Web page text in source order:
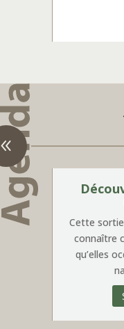
ha,
Cette
connaître
qu’elles